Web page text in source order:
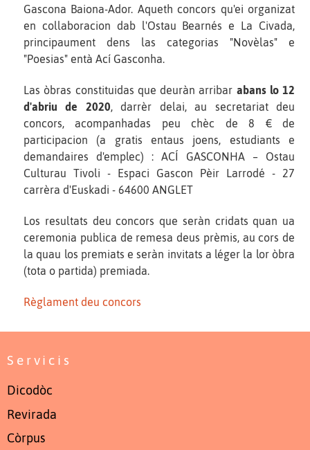
Gascona Baiona-Ador. Aqueth concors qu'ei organizat
en collaboracion dab l'Ostau Bearnés e La Civada,
principaument dens las categorias "Novèlas" e
"Poesias" entà Ací Gasconha.
Las òbras constituidas que deuràn arribar abans lo 12
d'abriu de 2020, darrèr delai, au secretariat deu
concors, acompanhadas peu chèc de 8 € de
participacion (a gratis entaus joens, estudiants e
demandaires d'emplec) : ACÍ GASCONHA – Ostau
Culturau Tivoli - Espaci Gascon Pèir Larrodé - 27
carrèra d'Euskadi - 64600 ANGLET
Los resultats deu concors que seràn cridats quan ua
ceremonia publica de remesa deus prèmis, au cors de
la quau los premiats e seràn invitats a léger la lor òbra
(tota o partida) premiada.
Règlament deu concors
Servicis
Dicodòc
Revirada
Còrpus